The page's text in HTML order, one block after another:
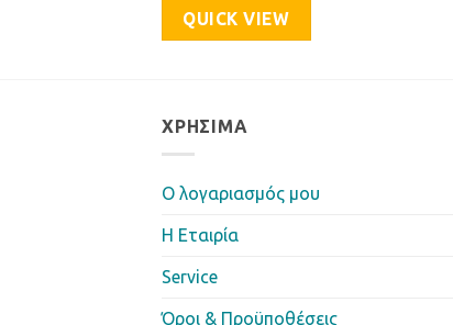
QUICK VIEW
ΧΡΉΣΙΜΑ
Ο λογαριασμός μου
Η Eταιρία
Service
Όροι & Προϋποθέσεις